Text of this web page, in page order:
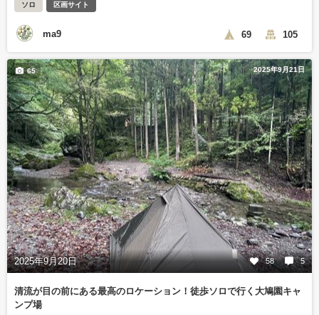
ソロ 区画サイト
ma9 69 105
2025年9月21日
2025年9月20日 58 5
65
清流が目の前にある最高のロケーション！徒歩ソロで行く大鳩園キャ
ンプ場